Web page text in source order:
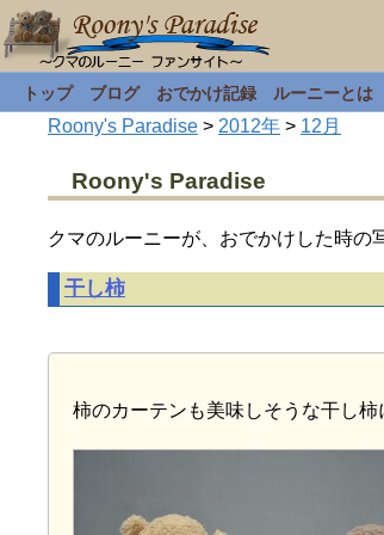
トップ ブログ おでかけ記録 ルーニーとは
Roony's Paradise > 2012年 > 12月
Roony's Paradise
クマのルーニーが、おでかけした時の
干し柿
柿のカーテンも美味しそうな干し柿